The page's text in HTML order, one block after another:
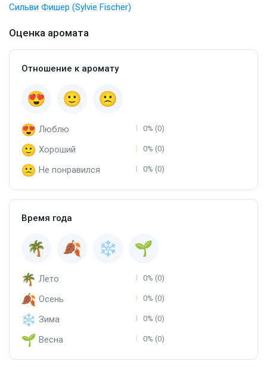
Сильви Фишер (Sylvie Fischer)
Оценка аромата
Отношение к аромату
Люблю 0% (0)
Хороший 0% (0)
Не понравился 0% (0)
Время года
Лето 0% (0)
Осень 0% (0)
Зима 0% (0)
Весна 0% (0)